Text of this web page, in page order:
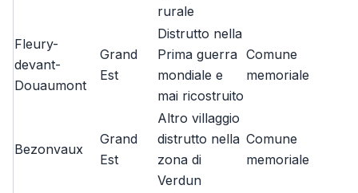
rurale
Fleury-
devant-
Douaumont
Grand
Est
Distrutto nella
Prima guerra
mondiale e
mai ricostruito
Comune
memoriale
Bezonvaux
Grand
Est
Altro villaggio
distrutto nella
zona di
Verdun
Comune
memoriale